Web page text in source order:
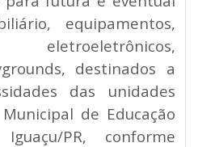
equipamentos,
eletroeletrônicos,
destinados a
das unidades
de Educação
PR, conforme